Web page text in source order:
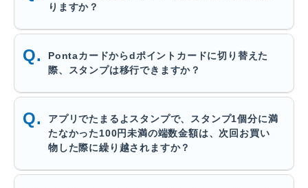
りますか？
Pontaカードからdポイントカードに切り替えた
際、スタンプは移行できますか？
アプリでたまるよスタンプで、スタンプ1個分に満
たなかった100円未満の端数金額は、次回お買い
物した際に繰り越されますか？